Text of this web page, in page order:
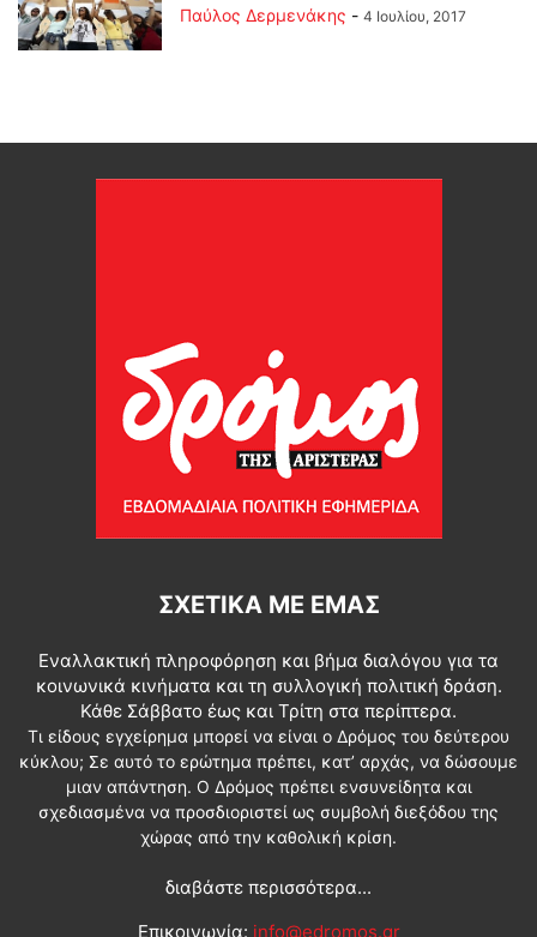
Παύλος Δερμενάκης - 4 Ιουλίου, 2017
ΣΧΕΤΙΚΆ ΜΕ ΕΜΆΣ
Εναλλακτική πληροφόρηση και βήμα διαλόγου για τα
κοινωνικά κινήματα και τη συλλογική πολιτική δράση.
Κάθε Σάββατο έως και Τρίτη στα περίπτερα.
Τι είδους εγχείρημα μπορεί να είναι ο Δρόμος του δεύτερου
κύκλου; Σε αυτό το ερώτημα πρέπει, κατ’ αρχάς, να δώσουμε
μιαν απάντηση. Ο Δρόμος πρέπει ενσυνείδητα και
σχεδιασμένα να προσδιοριστεί ως συμβολή διεξόδου της
χώρας από την καθολική κρίση.
διαβάστε περισσότερα...
Επικοινωνία: info@edromos.gr